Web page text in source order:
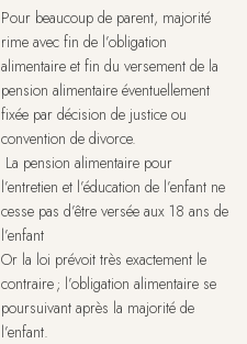
Pour beaucoup de parent, majorité
rime avec fin de l’obligation
alimentaire et fin du versement de la
pension alimentaire éventuellement
fixée par décision de justice ou
convention de divorce.
La pension alimentaire pour
l’entretien et l’éducation de l’enfant ne
cesse pas d’être versée aux 18 ans de
l’enfant
Or la loi prévoit très exactement le
contraire ; l’obligation alimentaire se
poursuivant après la majorité de
l’enfant.